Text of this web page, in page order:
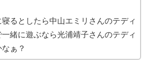
るとしたら中山エミリさんのテディ
緒に遊ぶなら光浦靖子さんのテディ
ぁ？